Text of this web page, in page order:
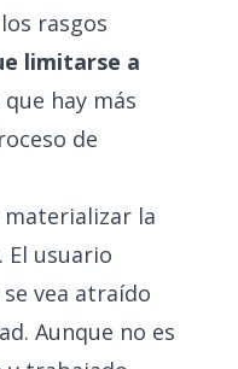
rasgos
limitarse a
que hay más
de
la
El usuario
vea atraído
Aunque no es